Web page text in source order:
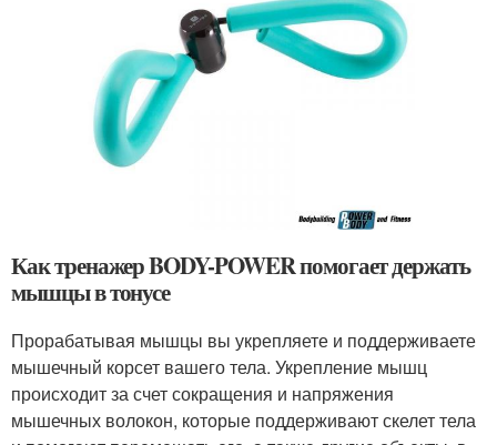
Как тренажер BODY-POWER помогает держать
мышцы в тонусе
Прорабатывая мышцы вы укрепляете и поддерживаете
мышечный корсет вашего тела. Укрепление мышц
происходит за счет сокращения и напряжения
мышечных волокон, которые поддерживают скелет тела